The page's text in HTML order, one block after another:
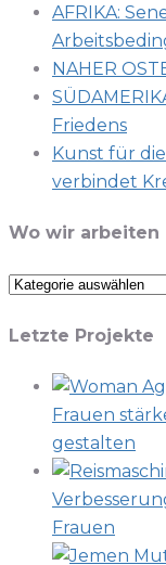
AFRIKA:
NAHER
Friedens
Kunst für
verbindet
Wo wir arbeiten
Wo
arbeiten
Letzte Projekte
Frauen
gestalten
Frauen